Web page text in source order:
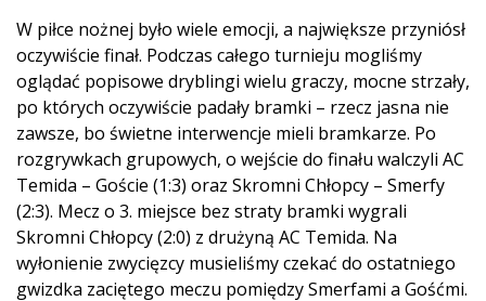
W piłce nożnej było wiele emocji, a największe przyniósł
oczywiście finał. Podczas całego turnieju mogliśmy
oglądać popisowe dryblingi wielu graczy, mocne strzały,
po których oczywiście padały bramki – rzecz jasna nie
zawsze, bo świetne interwencje mieli bramkarze. Po
rozgrywkach grupowych, o wejście do finału walczyli AC
Temida – Goście (1:3) oraz Skromni Chłopcy – Smerfy
(2:3). Mecz o 3. miejsce bez straty bramki wygrali
Skromni Chłopcy (2:0) z drużyną AC Temida. Na
wyłonienie zwycięzcy musieliśmy czekać do ostatniego
gwizdka zaciętego meczu pomiędzy Smerfami a Gośćmi.